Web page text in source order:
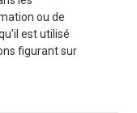
ou de
est utilisé
figurant sur